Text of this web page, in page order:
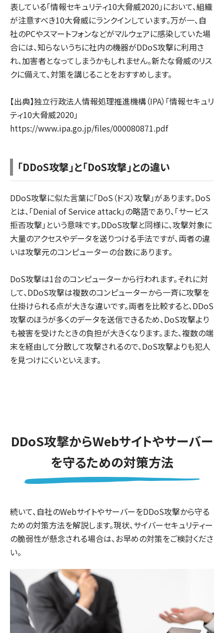
表している「情報セキュリティ10大脅威2020」において、組織
が注意すべき10大脅威にランクインしています。万が一、自
社のPCやスマートフォンなどがマルウェアに感染していた場
合には、知らないうちに社内の機器がDDoS攻撃に利用さ
れ、加害者となってしまうかもしれません。新たな脅威のリス
クに備えて、対策を講じることをおすすめします。
【出典】独立行政法人情報処理推進機構（IPA）「情報セキュリ
ティ10大脅威2020」
https://www.ipa.go.jp/files/000080871.pdf
「DDoS攻撃」と「DoS攻撃」との違い
DDoS攻撃に似た言葉に「DoS（ドス）攻撃」があります。DoS
とは、「Denial of Service attack」の略語であり、「サービス
拒否攻撃」という意味です。DDoS攻撃と同様に、攻撃対象に
大量のアクセスやデータを送りつける手法ですが、両者の違
いは攻撃元のコンピューターの台数にあります。
DoS攻撃は1台のコンピューターから行われます。それに対
して、DDoS攻撃は複数のコンピューターから一斉に攻撃を
仕掛けられる点が大きな違いです。両者を比較すると、DDoS
攻撃のほうが多くのデータを送信できるため、DoS攻撃より
も被害を受けたときの負担が大きくなります。また、複数の端
末を経由して分散して攻撃されるので、DoS攻撃よりも犯人
を見つけにくいといえます。
DDoS攻撃からWebサイトやサーバー
を守るための対策方法
続いて、自社のWebサイトやサーバーをDDoS攻撃から守る
ための対策方法を解説します。現状、サイバーセキュリティー
の脆弱性が懸念される場合は、お早めの対策をご検討くださ
い。